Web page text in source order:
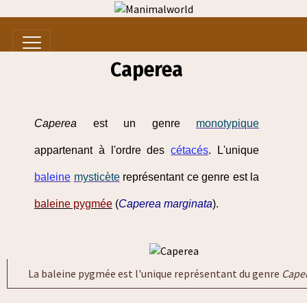
Caperea
Caperea est un genre monotypique
appartenant à l'ordre descétacés. L'unique
baleine mysticètereprésentant ce genre est la
baleine pygmée (Caperea marginata).
La baleine pygmée est l'unique représentant du genre